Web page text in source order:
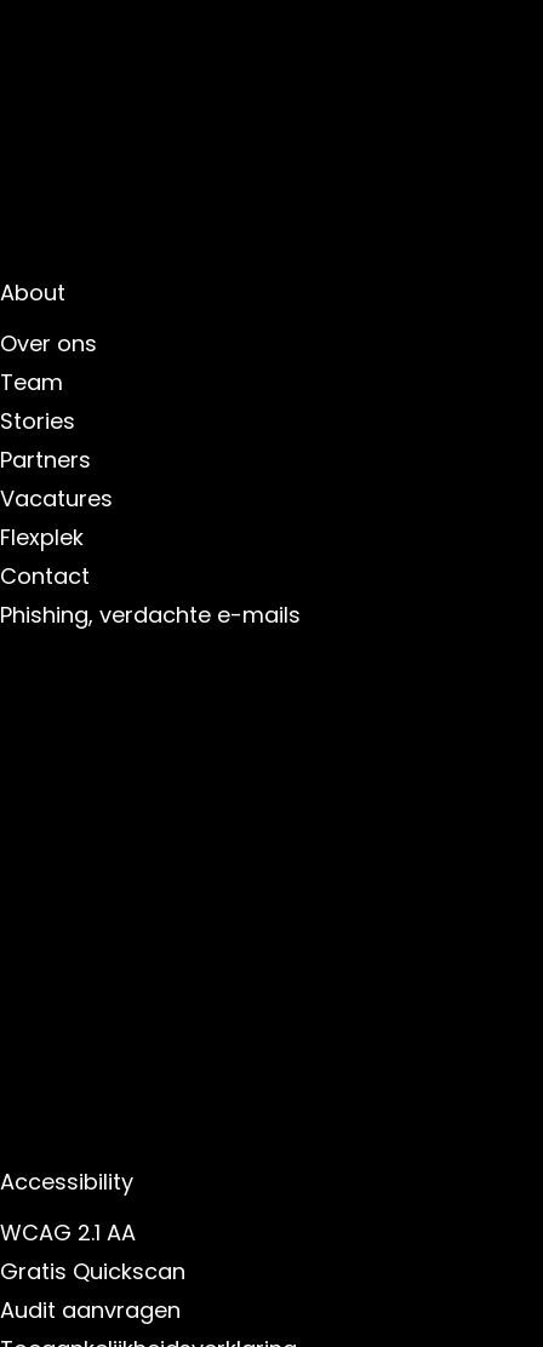
About
Over ons
Team
Stories
Partners
Vacatures
Flexplek
Contact
Phishing, verdachte e-mails
Accessibility
WCAG 2.1 AA
Gratis Quickscan
Audit aanvragen